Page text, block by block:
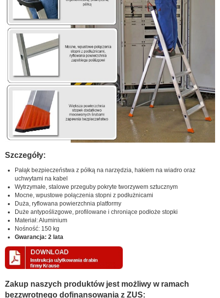
Szczegóły:
Pałąk bezpieczeństwa z półką na narzędzia, hakiem na wiadro oraz
uchwytami na kabel
Wytrzymałe, stalowe przeguby pokryte tworzywem sztucznym
Mocne, wpustowe połączenia stopni z podłużnicami
Duża, ryflowana powierzchnia platformy
Duże antypoślizgowe, profilowane i chroniące podłoże stopki
Materiał: Aluminium
Nośność: 150 kg
Gwarancja: 2 lata
Zakup naszych produktów jest możliwy w ramach
bezzwrotnego dofinansowania z ZUS: